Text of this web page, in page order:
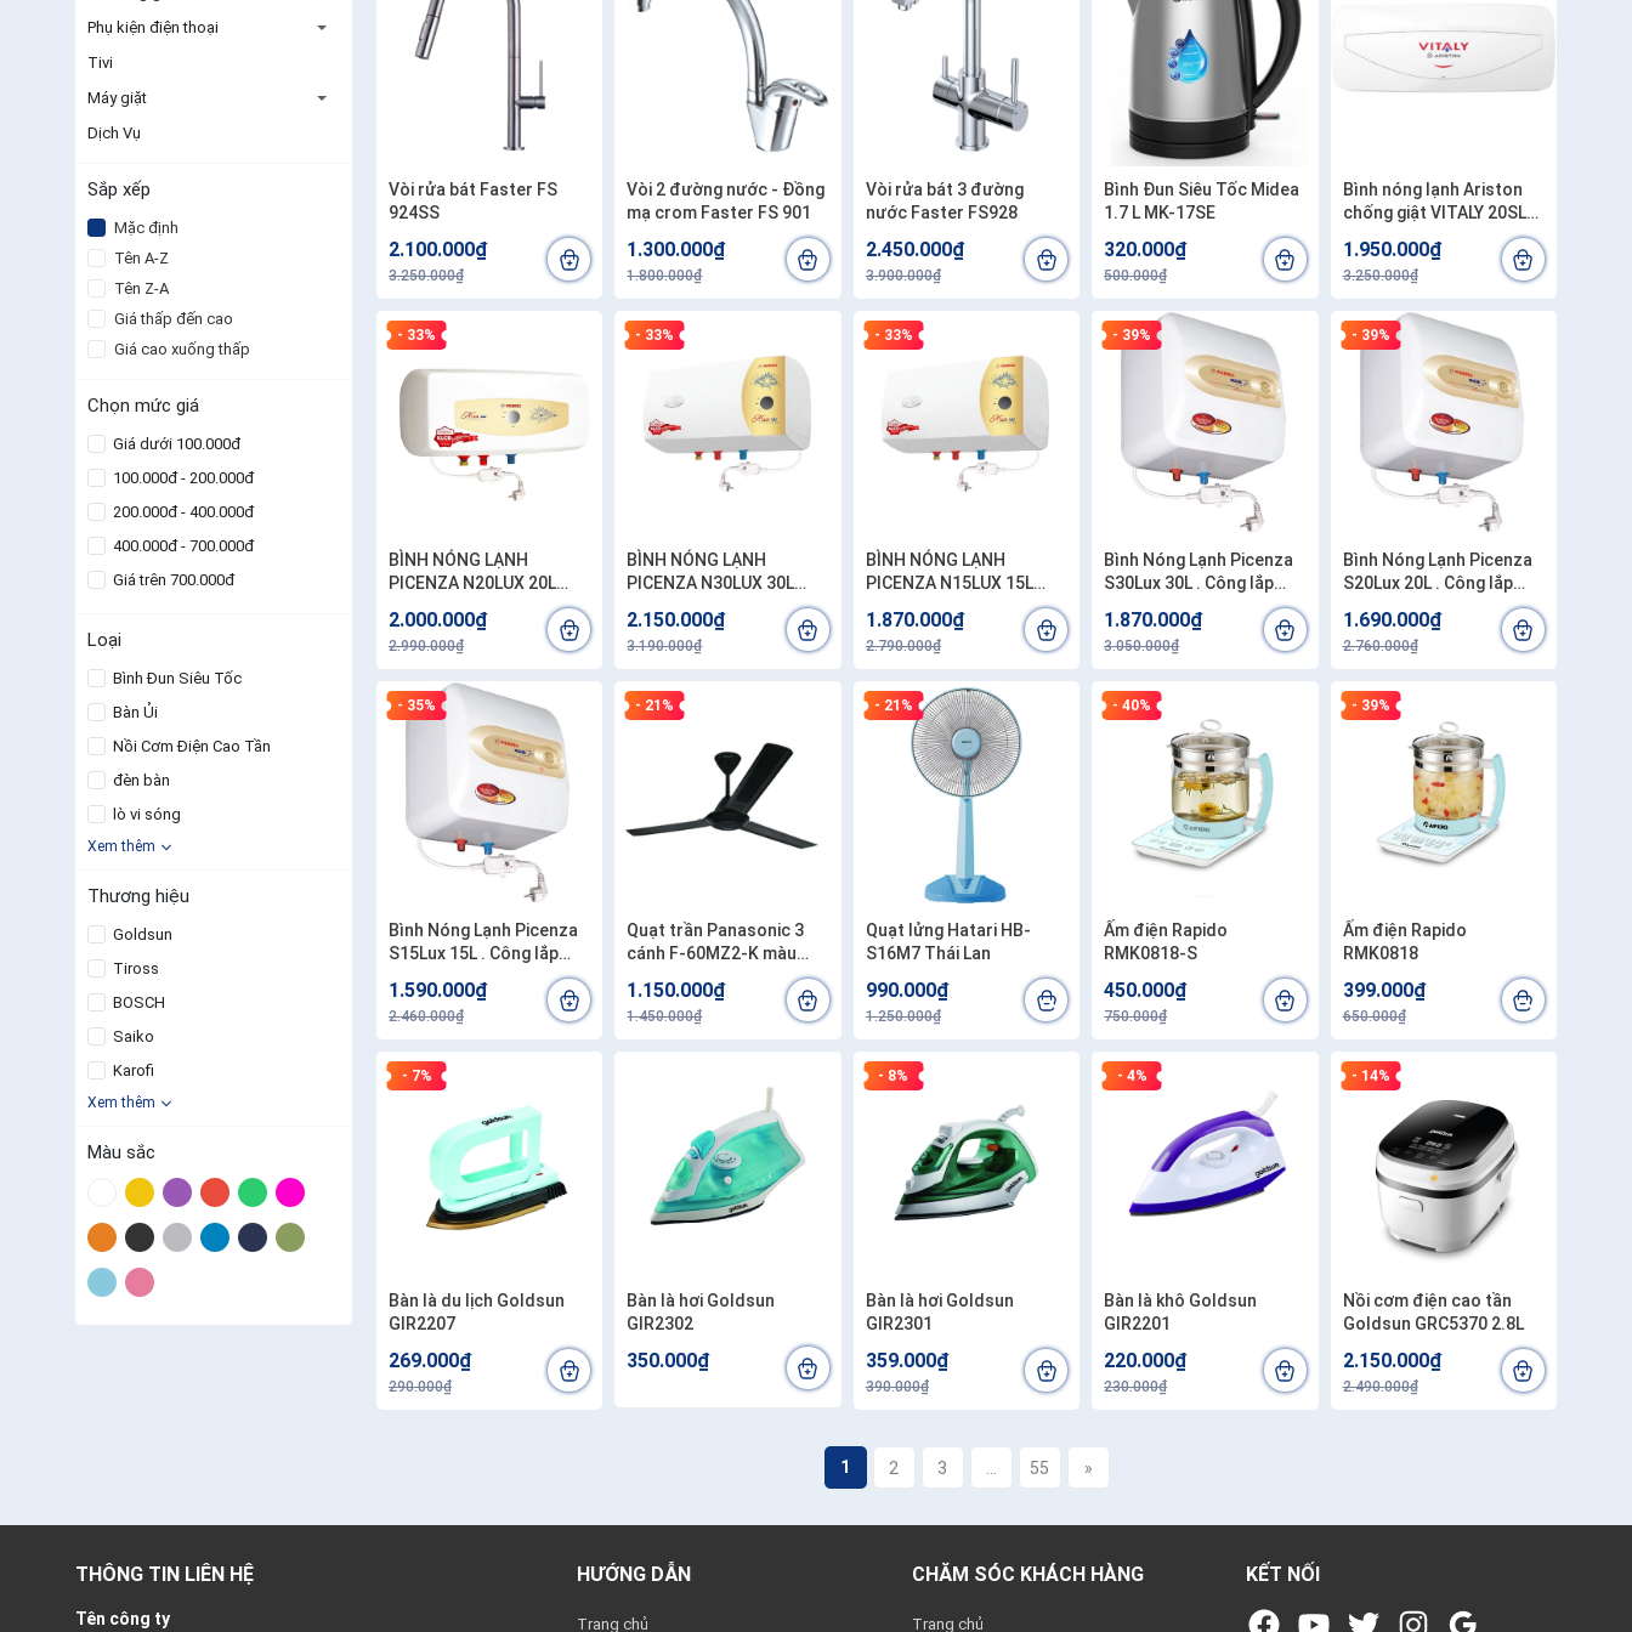
Phụ kiện điện thoại
Tivi
Máy giặt
Dịch Vụ
Sắp xếp
Mặc định
Tên A-Z
Tên Z-A
Giá thấp đến cao
Giá cao xuống thấp
Chọn mức giá
Giá dưới 100.000đ
100.000đ - 200.000đ
200.000đ - 400.000đ
400.000đ - 700.000đ
Giá trên 700.000đ
Loại
Bình Đun Siêu Tốc
Bàn Ủi
Nồi Cơm Điện Cao Tần
đèn bàn
lò vi sóng
Xem thêm
Thương hiệu
Goldsun
Tiross
BOSCH
Saiko
Karofi
Xem thêm
Màu sắc
Vòi rửa bát Faster FS
924SS
2.100.000₫
3.250.000₫
Vòi 2 đường nước - Đồng
mạ crom Faster FS 901
1.300.000₫
1.800.000₫
Vòi rửa bát 3 đường
nước Faster FS928
2.450.000₫
3.900.000₫
Bình Đun Siêu Tốc Midea
1.7 L MK-17SE
320.000₫
500.000₫
Bình nóng lạnh Ariston
chống giật VITALY 20SL
200.000đ/bình
1.950.000₫
3.250.000₫
- 33%
BÌNH NÓNG LẠNH
PICENZA N20LUX 20L
200.000đ/bình
2.000.000₫
2.990.000₫
- 33%
BÌNH NÓNG LẠNH
PICENZA N30LUX 30L
200.000đ/bình
2.150.000₫
3.190.000₫
- 33%
BÌNH NÓNG LẠNH
PICENZA N15LUX 15L
200.000đ/bình
1.870.000₫
2.790.000₫
- 39%
Bình Nóng Lạnh Picenza
S30Lux 30L . Công lắp
1.870.000₫
3.050.000₫
- 39%
Bình Nóng Lạnh Picenza
S20Lux 20L . Công lắp
1.690.000₫
2.760.000₫
- 35%
Bình Nóng Lạnh Picenza
S15Lux 15L . Công lắp
1.590.000₫
2.460.000₫
- 21%
Quạt trần Panasonic 3
cánh F-60MZ2-K màu
1.150.000₫
1.450.000₫
- 21%
Quạt lửng Hatari HB-
S16M7 Thái Lan
990.000₫
1.250.000₫
- 40%
Ấm điện Rapido
RMK0818-S
450.000₫
750.000₫
- 39%
Ấm điện Rapido
RMK0818
399.000₫
650.000₫
- 7%
Bàn là du lịch Goldsun
GIR2207
269.000₫
290.000₫
Bàn là hơi Goldsun
GIR2302
350.000₫
- 8%
Bàn là hơi Goldsun
GIR2301
359.000₫
390.000₫
- 4%
Bàn là khô Goldsun
GIR2201
220.000₫
230.000₫
- 14%
Nồi cơm điện cao tần
Goldsun GRC5370 2.8L
2.150.000₫
2.490.000₫
1 2 3 55 »
THÔNG TIN LIÊN HỆ
Tên công ty
HƯỚNG DẪN
Trang chủ
CHĂM SÓC KHÁCH HÀNG
Trang chủ
KẾT NỐI